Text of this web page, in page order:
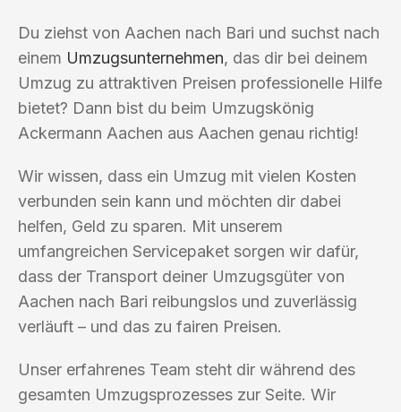
Du ziehst von Aachen nach Bari und suchst nach
einem Umzugsunternehmen, das dir bei deinem
Umzug zu attraktiven Preisen professionelle Hilfe
bietet? Dann bist du beim Umzugskönig
Ackermann Aachen aus Aachen genau richtig!
Wir wissen, dass ein Umzug mit vielen Kosten
verbunden sein kann und möchten dir dabei
helfen, Geld zu sparen. Mit unserem
umfangreichen Servicepaket sorgen wir dafür,
dass der Transport deiner Umzugsgüter von
Aachen nach Bari reibungslos und zuverlässig
verläuft – und das zu fairen Preisen.
Unser erfahrenes Team steht dir während des
gesamten Umzugsprozesses zur Seite. Wir